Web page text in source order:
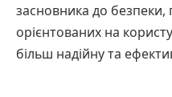
засновника до безпеки,
орієнтованих на
більш надійну та